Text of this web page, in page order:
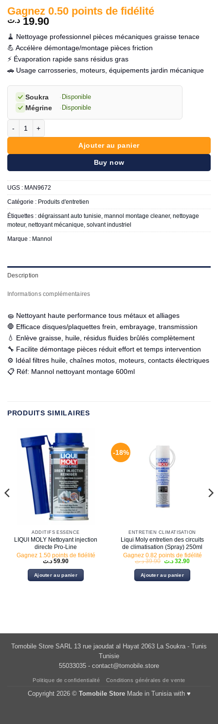
Gagnez 0.50 points de fidélité
19.90 د.ت
🧹 Nettoyage professionnel pièces mécaniques graisse tenace
💪 Accélère démontage/montage pièces friction
⚡ Évaporation rapide sans résidus gras
🚗 Usage carrosseries, moteurs, équipements jardin mécanique
Soukra · Disponible
Mégrine · Disponible
Ajouter au panier
Buy now
UGS : MAN9672
Catégorie : Produits d'entretien
Étiquettes : dégraissant auto tunisie mannol montage cleaner, nettoyage
moteur, nettoyant mécanique solvant industriel
Marque : Mannol
Description
Informations complémentaires
🧽 Nettoyant haute performance tous métaux et alliages
🛑 Efficace disques/plaquettes frein, embrayage, transmission
💧 Enlève graisse, huile, résidus fluides brûlés complètement
🔧 Facilite démontage pièces réduit effort et temps intervention
⚙️ Idéal filtres huile, chaînes motos, moteurs, contacts électriques
📋 Réf: Mannol nettoyant montage 600ml
PRODUITS SIMILAIRES
ADDITIFS ESSENCE
LIQUI MOLY Nettoyant injection
directe Pro-Line
Gagnez 1.50 points de fidélité
59.90 د.ت
Ajouter au panier
-18%
ENTRETIEN CLIMATISATION
Liqui Moly entretien des circuits
de climatisation (Spray) 250ml
Gagnez 0.82 points de fidélité
39.90 د.ت
Le
initial
était :
32.90 د.ت
Le
actuel
est :
Ajouter au panier
Tomobile Store SARL 13 rue jaoudat al Hayat 2063 La Soukra - Tunis
Tunisie
55033035 - contact@tomobile.store
Politique de confidentialité Conditions générales de vente
Copyright 2026 © Tomobile StoreMade in Tunisia with ♥